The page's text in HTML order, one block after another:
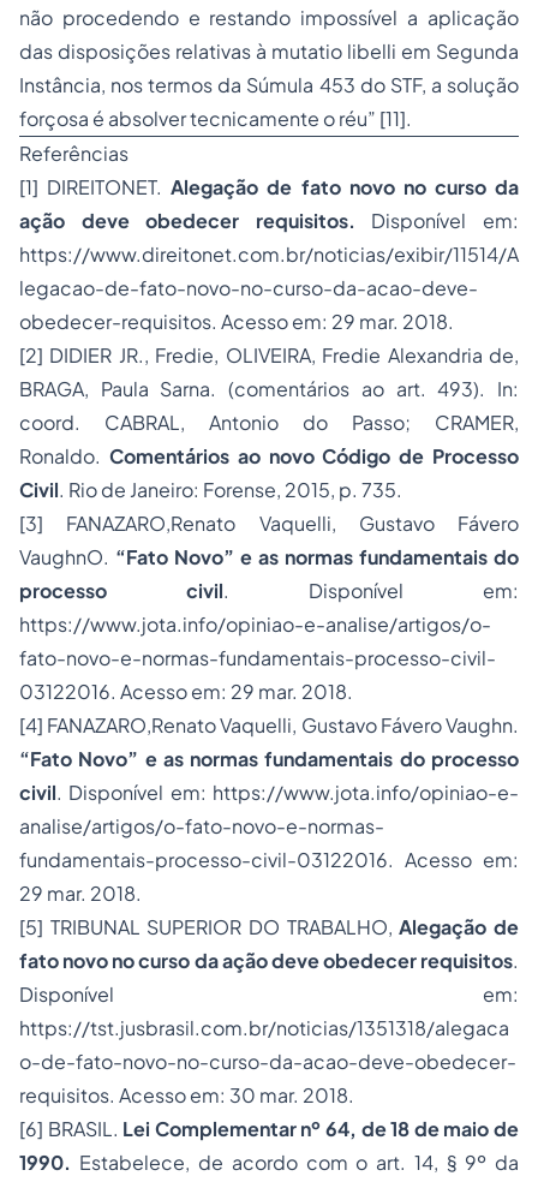
não procedendo e restando impossível a aplicação
das disposições relativas à mutatio libelli em Segunda
Instância, nos termos da Súmula 453 do STF, a solução
forçosa é absolver tecnicamente o réu” [11].
Referências
[1] DIREITONET.Alegação de fato novo no curso da
ação deve obedecer requisitos. Disponível em:
https://www.direitonet.com.br/noticias/exibir/11514/A
legacao-de-fato-novo-no-curso-da-acao-deve-
obedecer-requisitos. Acesso em: 29 mar. 2018.
[2] DIDIER JR., Fredie, OLIVEIRA, Fredie Alexandria de,
BRAGA, Paula Sarna. (comentários ao art. 493). In:
coord. CABRAL, Antonio do Passo; CRAMER,
Ronaldo. Comentários ao novo Código de Processo
Civil. Rio de Janeiro: Forense, 2015, p. 735.
[3] FANAZARO,Renato Vaquelli, Gustavo Fávero
VaughnO. “Fato Novo” e as normas fundamentais do
processo civil. Disponível em:
https://www.jota.info/opiniao-e-analise/artigos/o-
fato-novo-e-normas-fundamentais-processo-civil-
03122016. Acesso em: 29 mar. 2018.
[4] FANAZARO,Renato Vaquelli, Gustavo Fávero Vaughn.
“Fato Novo” e as normas fundamentais do processo
civil. Disponível em: https://www.jota.info/opiniao-e-
analise/artigos/o-fato-novo-e-normas-
fundamentais-processo-civil-03122016. Acesso em:
29 mar. 2018.
[5] TRIBUNAL SUPERIOR DO TRABALHO,Alegação de
fato novo no curso da ação deve obedecer requisitos.
Disponível em:
https://tst.jusbrasil.com.br/noticias/1351318/alegaca
o-de-fato-novo-no-curso-da-acao-deve-obedecer-
requisitos. Acesso em: 30 mar. 2018.
[6] BRASIL. Lei Complementar nº 64, de 18 de maio de
1990. Estabelece, de acordo com o art. 14, § 9º da